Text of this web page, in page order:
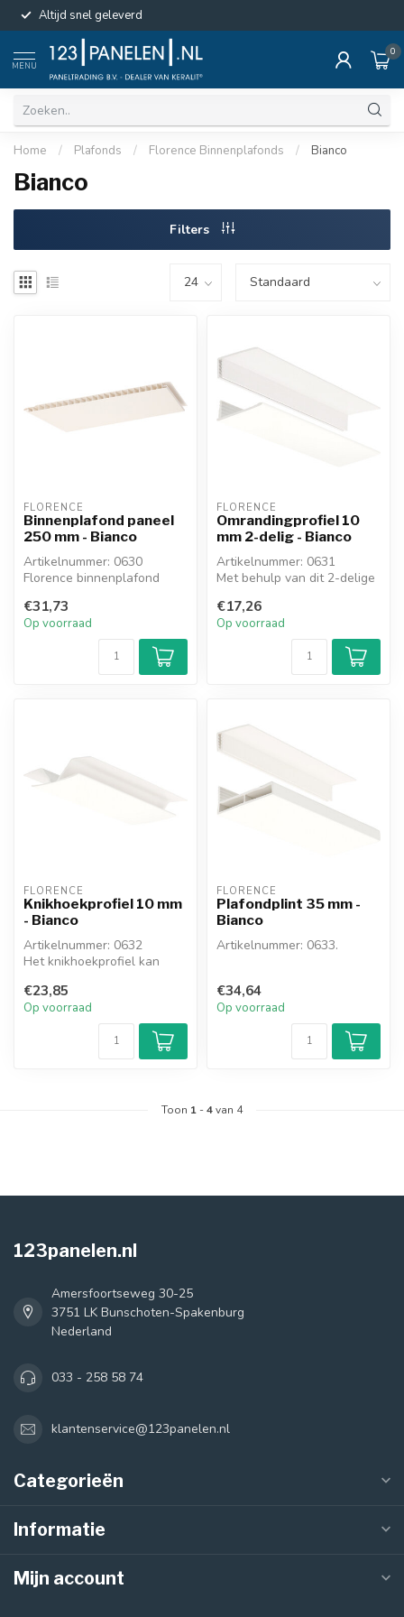
Altijd snel geleverd
MENU
0
Home / Plafonds / Florence Binnenplafonds / Bianco
Bianco
Filters
FLORENCE
Binnenplafond paneel
250 mm - Bianco
Artikelnummer: 0630
Florence binnenplafond
modern lichtgew...
€31,73
Op voorraad
FLORENCE
Omrandingprofiel 10
mm 2-delig - Bianco
Artikelnummer: 0631
Met behulp van dit 2-delige
de Flo...
€17,26
Op voorraad
FLORENCE
Knikhoekprofiel 10 mm
- Bianco
Artikelnummer: 0632
Het knikhoekprofiel kan
buitenhoek gebr...
€23,85
Op voorraad
FLORENCE
Plafondplint 35 mm -
Bianco
Artikelnummer: 0633.
plafondplintprofiel geeft
een elegante afwe...
€34,64
Op voorraad
Toon 1 -4van 4
123panelen.nl
Amersfoortseweg 30-25
3751 LK Bunschoten-Spakenburg
Nederland
033 - 258 58 74
klantenservice@123panelen.nl
Categorieën
Informatie
Mijn account